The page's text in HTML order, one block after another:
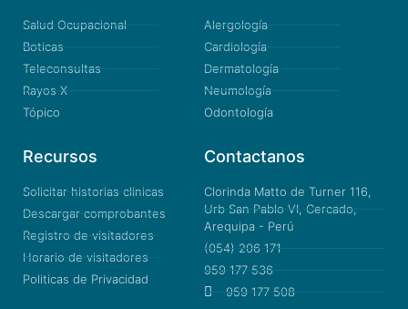
Salud Ocupacional
Boticas
Teleconsultas
Rayos X
Tópico
Alergología
Cardiología
Dermatología
Neumología
Odontología
Recursos
Solicitar historias clinicas
Descargar comprobantes
Registro de visitadores
Horario de visitadores
Politicas de Privacidad
Contactanos
Clorinda Matto de Turner 116,
Urb San Pablo VI, Cercado,
Arequipa - Perú
(054) 206 171
959 177 536
959 177 508